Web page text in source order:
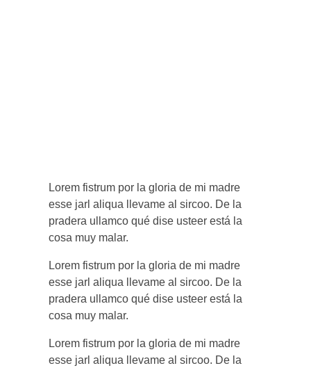
Lorem fistrum por la gloria de mi madre
esse jarl aliqua llevame al sircoo. De la
pradera ullamco qué dise usteer está la
cosa muy malar.
Lorem fistrum por la gloria de mi madre
esse jarl aliqua llevame al sircoo. De la
pradera ullamco qué dise usteer está la
cosa muy malar.
Lorem fistrum por la gloria de mi madre
esse jarl aliqua llevame al sircoo. De la